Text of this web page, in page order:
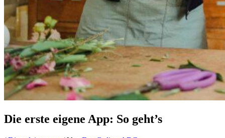
Die erste eigene App: So geht’s